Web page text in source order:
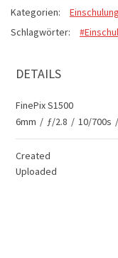
Kategorien:
Einschulung
Schlagwörter:
DETAILS
FinePix S1500
6mm / ƒ/2.8 / 10/700s /
Created
Uploaded